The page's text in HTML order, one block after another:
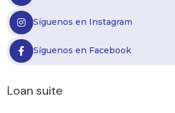
Síguenos en Instagram
Síguenos en Facebook
Loan suite